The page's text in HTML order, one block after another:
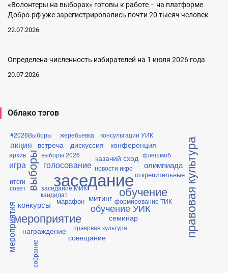
«Волонтеры на выборах» готовы к работе – на платформе
Добро.рф уже зарегистрировались почти 20 тысяч человек
22.07.2026
Определена численность избирателей на 1 июля 2026 года
20.07.2026
Облако тэгов
#2026Выборы
акция
архив
встреча
выборы выборы 2026
голосование
дискуссия
жеребьевка
заседание
заседание МИК
игра
итоги
казачий сход
кандидат
конкурсы
консультации УИК
конференция
марафон
мероприятие
мероприятия
митинг
награждение
новости икро
обучение
обучение УИК
олимпиада
открепительныеправовая культура
праврвая культура
семинар
собрание
совет
совещание
флешмоб
формирование ТИК